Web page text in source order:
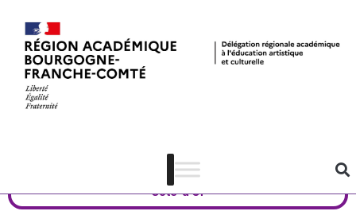
Côte-d'Or